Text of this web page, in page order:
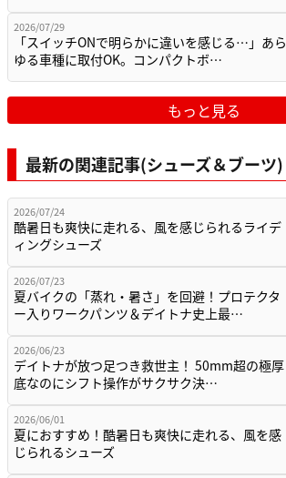
2026/07/29
「スイッチONで明らかに違いを感じる…」あら
ゆる車種に取付OK。コンパクトボ…
もっと見る
最新の関連記事(シューズ＆ブーツ)
2026/07/24
酷暑日も爽快に走れる、風を感じられるライデ
ィングシューズ
2026/07/23
夏バイクの「蒸れ・暑さ」を回避！プロテクタ
ー入りワークパンツ＆デイトナ史上最…
2026/06/23
デイトナが放つ足つき救世主！ 50mm超の極厚
底なのにシフト操作がサクサク決…
2026/06/01
夏におすすめ！酷暑日も爽快に走れる、風を感
じられるシューズ